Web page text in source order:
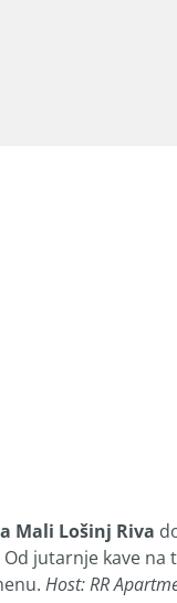
Hrvatska /
Web
Pogled
Mali Lošinj Riva
jutarnje kave
Host: RR